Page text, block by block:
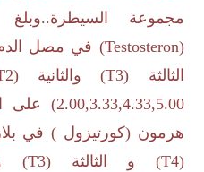
مجموعة
Testosteron) في مصل الدم
الثالثة (
T3) والثانية ( T2
2.00,3.33,4.33,5.00) على
هرمون (كورتيزول ) في
T4) و الثالثة ( T3
)